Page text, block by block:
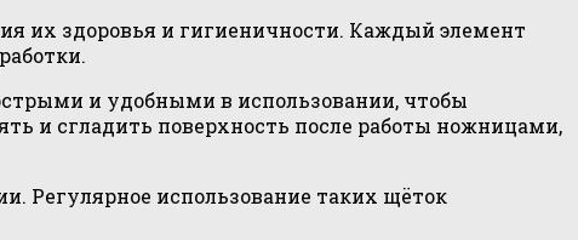
их здоровья и гигиеничности. Каждый элемент
и удобными в использовании, чтобы
и сгладить поверхность после работы ножницами,
Регулярное использование таких щёток